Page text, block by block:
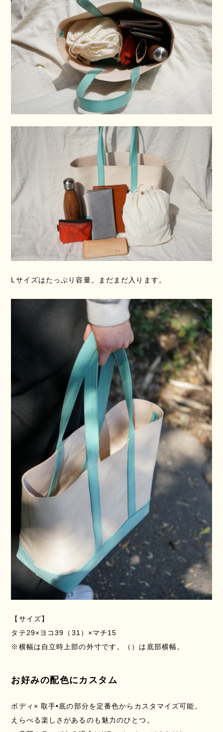
Lサイズはたっぷり容量。まだまだ入ります。
【サイズ】
タテ29×ヨコ39（31）×マチ15
※横幅は自立時上部の外寸です。（）は底部横幅。
お好みの配色にカスタム
ボディ× 取手•底の部分を定番色からカスタマイズ可能。
えらべる楽しさがあるのも魅力のひとつ。